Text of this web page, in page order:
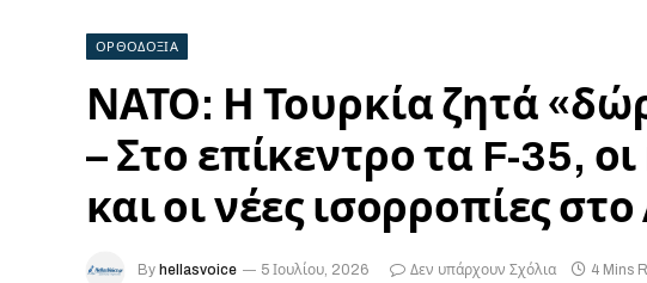
ΟΡΘΟΔΟΞΙΑ
ΝΑΤΟ: Η Τουρκία ζητά
– Στο επίκεντρο τα F-35,
και οι νέες ισορροπίες στο
By hellasvoice 5 Ιουλίου, 2026 Δεν υπάρχουν Σχόλια 4 Mins